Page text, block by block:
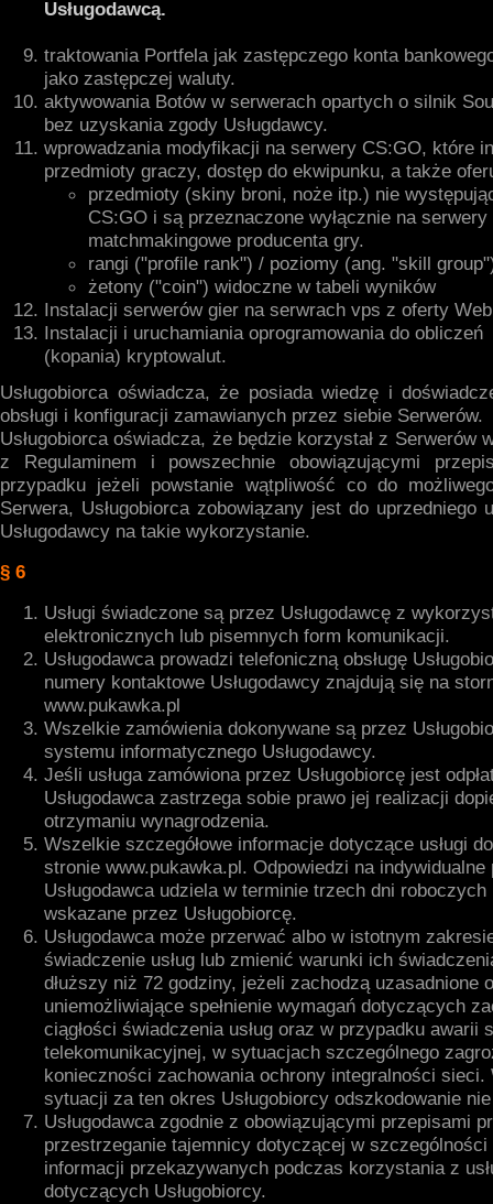
Usługodawcą.
traktowania Portfela jak zastępczego konta
jako zastępczej waluty.
aktywowania Botów w serwerach opartych o silnik
bez uzyskania zgody Usługdawcy.
wprowadzania modyfikacji na serwery CS:GO, które
przedmioty graczy, dostęp do ekwipunku, a także
przedmioty (skiny broni, noże itp.) nie
CS:GO i są przeznaczone wyłącznie na serwery
matchmakingowe producenta gry.
rangi ("profile rank") / poziomy (ang. "skill
żetony ("coin") widoczne w tabeli wyników
Instalacji serwerów gier na serwrach vps z oferty Web
Instalacji i uruchamiania oprogramowania do obliczeń
(kopania) kryptowalut.
Usługobiorca oświadcza, że posiada wiedzę i
obsługi i konfiguracji zamawianych przez siebie Serwerów.
Usługobiorca oświadcza, że będzie korzystał z Serwerów
z Regulaminem i powszechnie obowiązującymi
przypadku jeżeli powstanie wątpliwość co do
Serwera, Usługobiorca zobowiązany jest do uprzedniego
Usługodawcy na takie wykorzystanie.
§ 6
Usługi świadczone są przez Usługodawcę z
elektronicznych lub pisemnych form komunikacji.
Usługodawca prowadzi telefoniczną obsługę
numery kontaktowe Usługodawcy znajdują się na
www.pukawka.pl
Wszelkie zamówienia dokonywane są przez
systemu informatycznego Usługodawcy.
Jeśli usługa zamówiona przez Usługobiorcę jest
Usługodawca zastrzega sobie prawo jej realizacji
otrzymaniu wynagrodzenia.
Wszelkie szczegółowe informacje dotyczące usługi
stronie www.pukawka.pl. Odpowiedzi na indywidualne
Usługodawca udziela w terminie trzech dni
wskazane przez Usługobiorcę.
Usługodawca może przerwać albo w istotnym
świadczenie usług lub zmienić warunki ich
dłuższy niż 72 godziny, jeżeli zachodzą uzasadnione
uniemożliwiające spełnienie wymagań dotyczących
ciągłości świadczenia usług oraz w przypadku awarii
telekomunikacyjnej, w sytuacjach szczególnego
konieczności zachowania ochrony integralności sieci.
sytuacji za ten okres Usługobiorcy odszkodowanie
Usługodawca zgodnie z obowiązującymi przepisami
przestrzeganie tajemnicy dotyczącej w szczególności
informacji przekazywanych podczas korzystania z
dotyczących Usługobiorcy.